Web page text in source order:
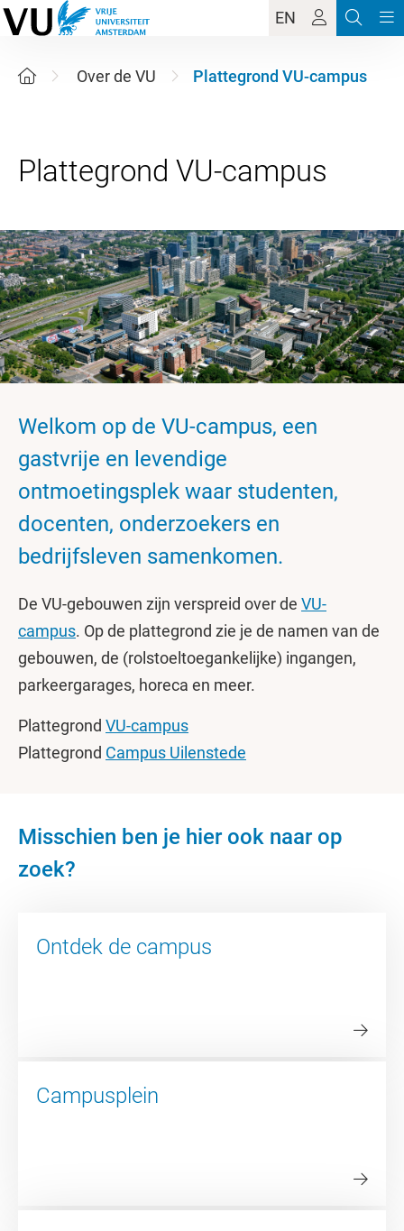
EN
Over de VU Plattegrond VU-campus
Welkom op de VU-campus, een
gastvrije en levendige
ontmoetingsplek waar studenten,
docenten, onderzoekers en
bedrijfsleven samenkomen.
De VU-gebouwen zijn verspreid over de VU-
campus. Op de plattegrond zie je de namen van de
gebouwen, de (rolstoeltoegankelijke) ingangen,
parkeergarages, horeca en meer.
Plattegrond VU-campus
Plattegrond Campus Uilenstede
Misschien ben je hier ook naar op
zoek?
Ontdek de campus
Campusplein